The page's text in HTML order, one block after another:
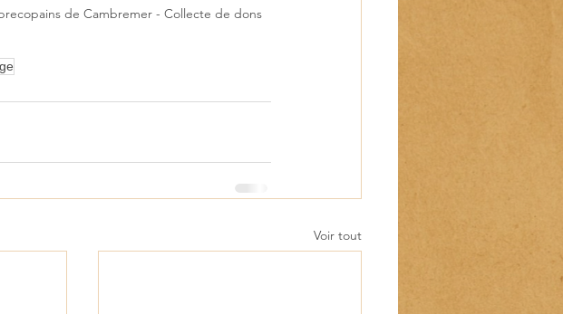
de Cambremer - Collecte de dons
Voir tout